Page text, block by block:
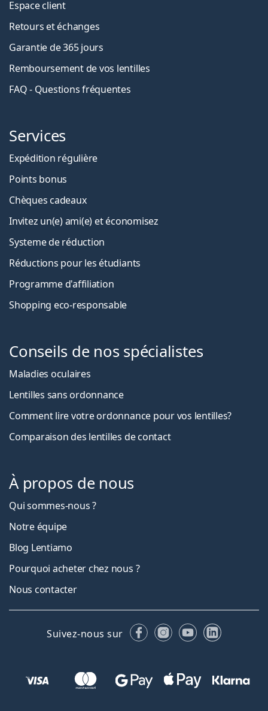
Espace client
Retours et échanges
Garantie de 365 jours
Remboursement de vos lentilles
FAQ - Questions fréquentes
Services
Expédition régulière
Points bonus
Chèques cadeaux
Invitez un(e) ami(e) et économisez
Systeme de réduction
Réductions pour les étudiants
Programme d'affiliation
Shopping eco-responsable
Conseils de nos spécialistes
Maladies oculaires
Lentilles sans ordonnance
Comment lire votre ordonnance pour vos lentilles?
Comparaison des lentilles de contact
À propos de nous
Qui sommes-nous ?
Notre équipe
Blog Lentiamo
Pourquoi acheter chez nous ?
Nous contacter
Suivez-nous sur FacebookInstagram
YouTubeLinkedIn